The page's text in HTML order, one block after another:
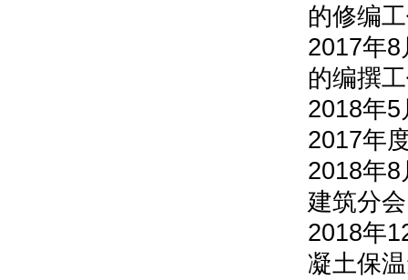
的修编
2017年
的编撰
2018年
2017年
2018年
建筑分
2018年
凝土保